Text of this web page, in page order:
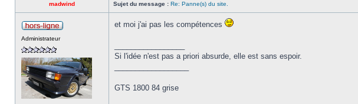
madwind Sujet du message : Re: Panne(s) du site.
Administrateur
et moi j'ai pas les compétences
Si l'idée n'est pas a priori absurde, elle est sans espoir.
GTS 1800 84 grise